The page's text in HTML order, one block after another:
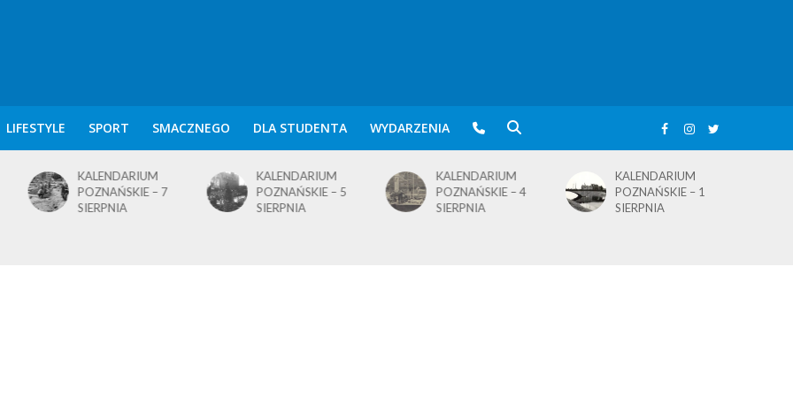
LIFESTYLE SPORT SMACZNEGO DLA STUDENTA WYDARZENIA
KALENDARIUM
POZNAŃSKIE – 7
SIERPNIA
KALENDARIUM
POZNAŃSKIE – 5
SIERPNIA
KALENDARIUM
POZNAŃSKIE – 4
SIERPNIA
KALENDARIUM
POZNAŃSKIE – 1
SIERPNIA